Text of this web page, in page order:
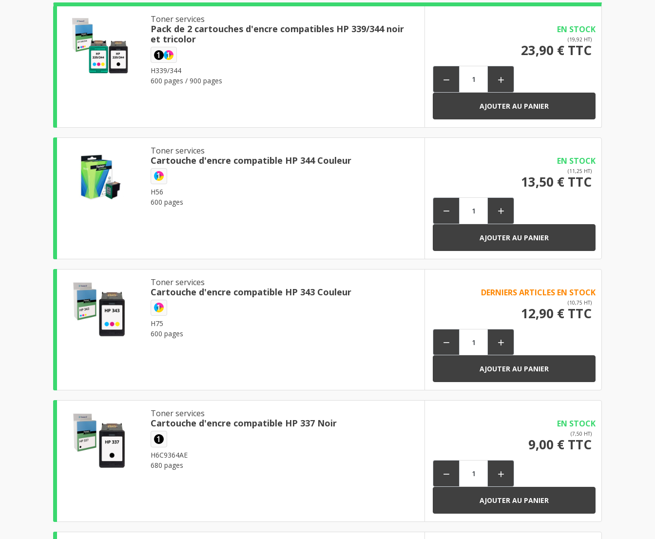
Toner services
Pack de 2 cartouches d'encre compatibles HP 339/344 noir
et tricolor
1 1
H339/344
600 pages / 900 pages
EN STOCK
(19,92 HT)
23,90 € TTC
 
AJOUTER AU PANIER
Toner services
Cartouche d'encre compatible HP 344 Couleur
1
H56
600 pages
EN STOCK
(11,25 HT)
13,50 € TTC
 
AJOUTER AU PANIER
Toner services
Cartouche d'encre compatible HP 343 Couleur
1
H75
600 pages
DERNIERS ARTICLES EN STOCK
(10,75 HT)
12,90 € TTC
 
AJOUTER AU PANIER
Toner services
Cartouche d'encre compatible HP 337 Noir
1
H6C9364AE
680 pages
EN STOCK
(7,50 HT)
9,00 € TTC
 
AJOUTER AU PANIER